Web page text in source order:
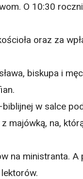
O 10:30
oraz za
biskupa i
w salce
majówką, na,
na ministranta. A